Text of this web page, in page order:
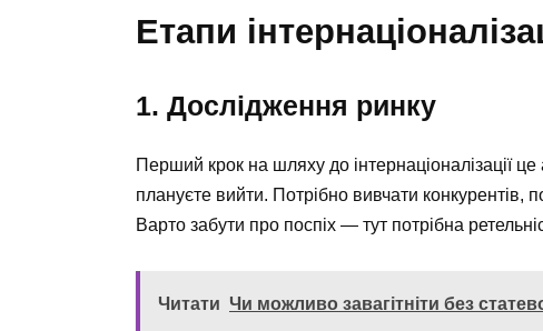
Етапи
1. Дослідження ринку
Перший крок на шляху до інтернаціоналізації
плануєте вийти. Потрібно вивчати конкурентів,
Варто забути про поспіх — тут потрібна
Читати Чи можливо завагітніти без